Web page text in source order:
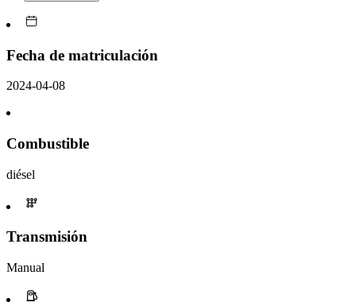
Fecha de matriculación
2024-04-08
Combustible
diésel
Transmisión
Manual